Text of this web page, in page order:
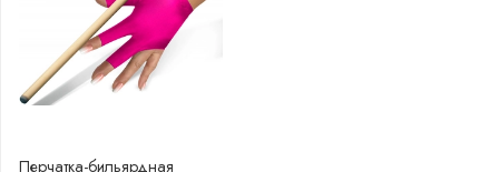
Перчатка-бильярдная